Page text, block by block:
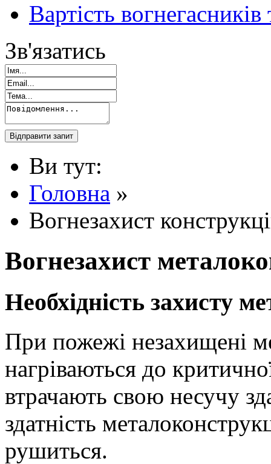
Вартість
Зв'язатись
Ви тут:
Головна »
Вогнезахист
Вогнезахист
Необхідність захисту
При пожежі незахищені
нагріваються до
втрачають свою несучу
здатність
рушиться.